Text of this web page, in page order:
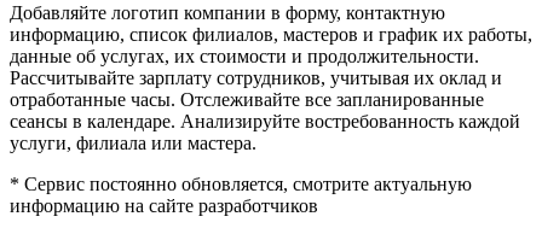
Добавляйте логотип компании в форму, контактную
информацию, список филиалов, мастеров и график их работы,
данные об услугах, их стоимости и продолжительности.
Рассчитывайте зарплату сотрудников, учитывая их оклад и
отработанные часы. Отслеживайте все запланированные
сеансы в календаре. Анализируйте востребованность каждой
услуги, филиала или мастера.
* Сервис постоянно обновляется, смотрите актуальную
информацию на сайте разработчиков